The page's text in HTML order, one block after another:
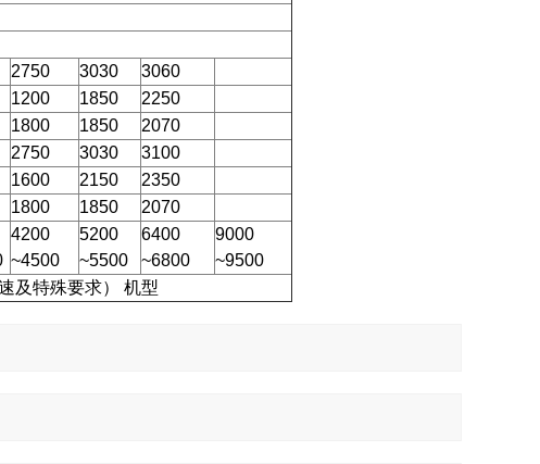
2750 3030
3060
1200 1850
2250
1800 1850 2070
2750 3030
3100
1600 2150
2350
1800 1850 2070
4200
~4500
5200
~5500
6400
~6800
9000
~9500
及特殊要求） 机型